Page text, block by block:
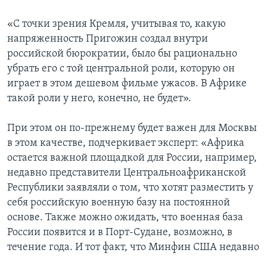
«С точки зрения Кремля, учитывая то, какую
напряженность Пригожин создал внутри
российской бюрократии, было бы рационально
убрать его с той центральной роли, которую он
играет в этом дешевом фильме ужасов. В Африке
такой роли у него, конечно, не будет».
При этом он по-прежнему будет важен для Москвы
в этом качестве, подчеркивает эксперт: «Африка
остается важной площадкой для России, например,
недавно представители Центральноафриканской
Республики заявляли о том, что хотят разместить у
себя российскую военную базу на постоянной
основе. Также можно ожидать, что военная база
России появится и в Порт-Судане, возможно, в
течение года. И тот факт, что Минфин США недавно